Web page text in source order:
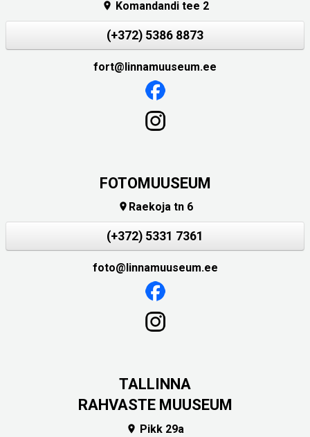
 Komandandi tee 2
(+372) 5386 8873
fort@linnamuuseum.ee
FOTOMUUSEUM
 Raekoja tn 6
(+372) 5331 7361
foto@linnamuuseum.ee
TALLINNA
RAHVASTE MUUSEUM
 Pikk 29a